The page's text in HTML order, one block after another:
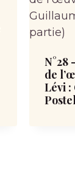
N°28
de
Lévi